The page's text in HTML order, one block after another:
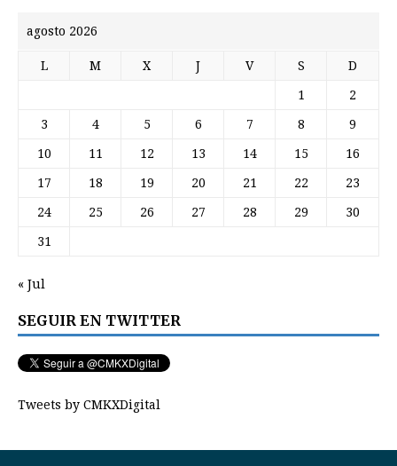
agosto 2026
L M X J V S D
1 2
3 4 5 6 7 8 9
10 11 12 13 14 15 16
17 18 19 20 21 22 23
24 25 26 27 28 29 30
31
« Jul
SEGUIR EN TWITTER
Tweets by CMKXDigital